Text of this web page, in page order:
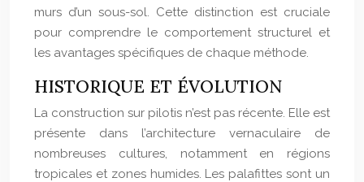
murs d’un sous-sol. Cette distinction est cruciale
pour comprendre le comportement structurel et
les avantages spécifiques de chaque méthode.
HISTORIQUE ET ÉVOLUTION
La construction sur pilotis n’est pas récente. Elle est
présente dans l’architecture vernaculaire de
nombreuses cultures, notamment en régions
tropicales et zones humides. Les palafittes sont un